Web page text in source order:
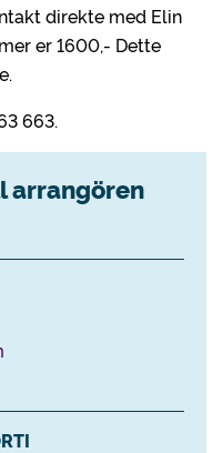
direkte med Elin
er 1600,- Dette
663.